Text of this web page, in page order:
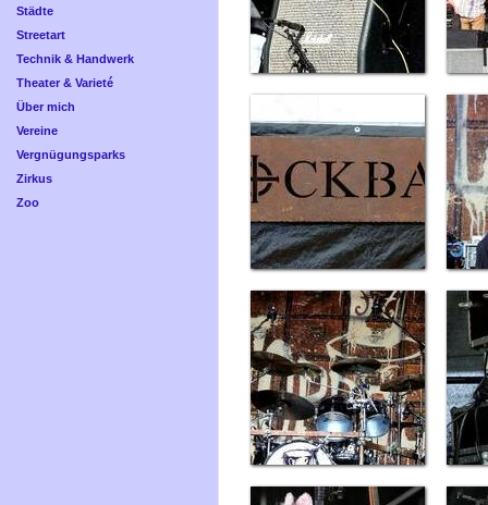
Städte
Streetart
Technik & Handwerk
Theater & Varieté
Über mich
Vereine
Vergnügungsparks
Zirkus
Zoo